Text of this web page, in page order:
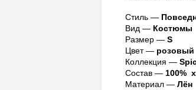
Стиль —
Вид — Костюмы
Размер — S
Цвет — розовый
Коллекция —
Состав — 100%
Материал — Лён